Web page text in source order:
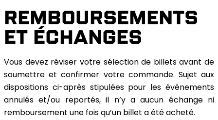
REMBOURSEMENTS
ET ÉCHANGES
Vous devez réviser votre sélection de billets avant de
soumettre et confirmer votre commande. Sujet aux
dispositions ci-après stipulées pour les événements
annulés et/ou reportés, il n’y a aucun échange ni
remboursement une fois qu’un billet a été acheté.